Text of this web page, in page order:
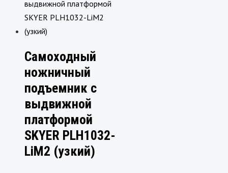
Самоходный
ножничный
подъемник с
выдвижной
платформой
SKYER PLH1032-
LiM2 (узкий)